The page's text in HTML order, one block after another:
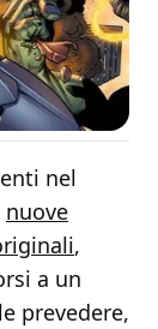
nel
nuove
,
a un
prevedere,